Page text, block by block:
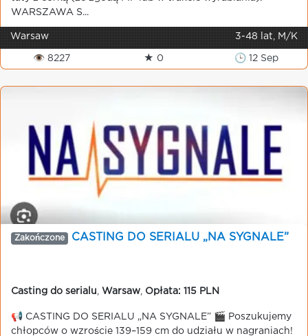
WARSZAWA S...
Warsaw 3-48 lat, M/K
👁 8227 ★ 0 🕒 12 Sep
Zakończone CASTING DO SERIALU „NA SYGNALE”
Casting do serialu Warsaw Opłata: 115 PLN
📢 CASTING DO SERIALU „NA SYGNALE” 🎬 Poszukujemy
chłopców o wzroście 139–159 cm do udziału w nagraniach!